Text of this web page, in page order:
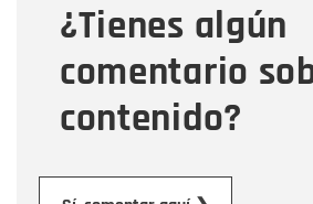
¿Tienes algún
comentario
contenido?
Mensaje